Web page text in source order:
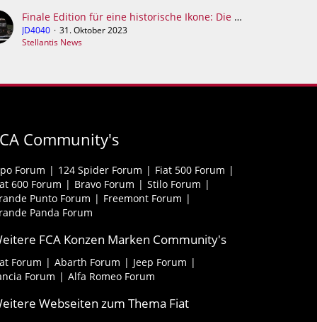
Finale Edition für eine historische Ikone: Die exklusive Edition 2024 RAM 1500 TRX 6.2L Supercharged V8
JD4040
31. Oktober 2023
Stellantis News
Community's
Forum 124 Spider Forum
Fiat 500 Forum
600 Forum
Bravo Forum
Stilo Forum
Punto Forum
Freemont Forum
Panda Forum
FCA Konzen Marken Community's
Forum Abarth Forum
Jeep Forum
Forum
Alfa Romeo Forum
Webseiten zum Thema Fiat